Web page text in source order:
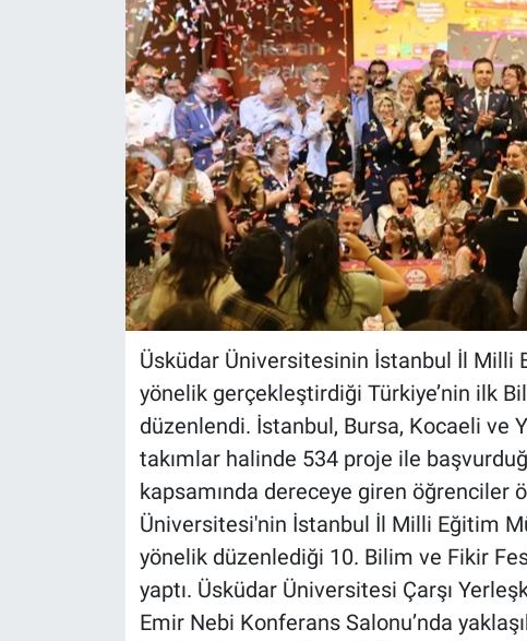
Üsküdar Üniversitesinin İstanbul İl
yönelik gerçekleştirdiği Türkiye’nin ilk
düzenlendi. İstanbul, Bursa, Kocaeli ve
takımlar halinde 534 proje ile
kapsamında dereceye giren öğrenciler
Üniversitesi'nin İstanbul İl Milli Eğitim
yönelik düzenlediği 10. Bilim ve Fikir
yaptı. Üsküdar Üniversitesi Çarşı
Emir Nebi Konferans Salonu’nda